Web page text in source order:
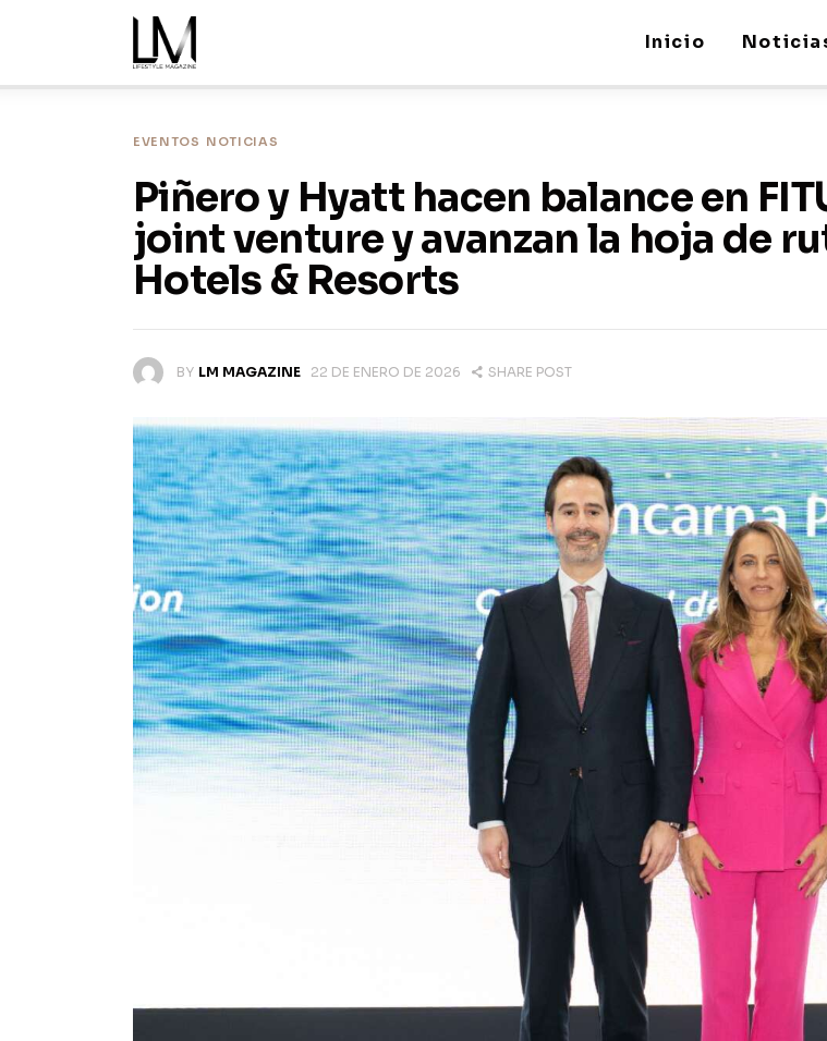
Inicio
Noticias
EVENTOS NOTICIAS
Piñero y Hyatt hacen balance en
joint venture y avanzan la hoja de
Hotels & Resorts
BY LM MAGAZINE 22 DE ENERO DE 2026 SHARE POST